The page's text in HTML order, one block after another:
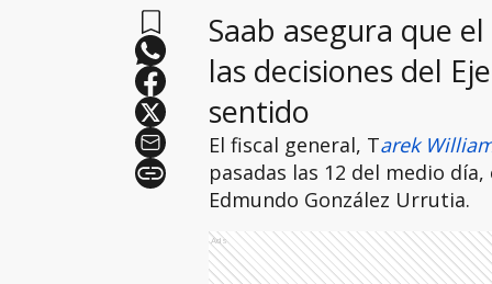
Saab asegura que
las decisiones del
sentido
El fiscal general, Tarek
pasadas las 12 del medio
Edmundo González Urrutia.
Ads